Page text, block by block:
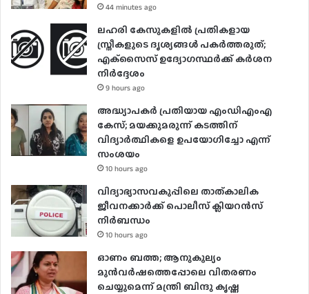
44 minutes ago
ലഹരി കേസുകളിൽ പ്രതികളായ
സ്ത്രീകളുടെ ദൃശ്യങ്ങൾ പകർത്തരുത്;
എക്‌സൈസ് ഉദ്യോഗസ്ഥർക്ക് കർശന
നിർദ്ദേശം
9 hours ago
അദ്ധ്യാപകർ പ്രതിയായ എംഡിഎംഎ
കേസ്; മയക്കുമരുന്ന് കടത്തിന്
വിദ്യാർത്ഥികളെ ഉപയോ​ഗിച്ചോ എന്ന്
സംശയം
10 hours ago
വിദ്യാഭ്യാസവകുപ്പിലെ താത്കാലിക
ജീവനക്കാർക്ക് പൊലീസ് ക്ലിയറൻസ്
നിർബന്ധം
10 hours ago
ഓണം ബത്ത; ആനുകൂല്യം
മുൻവർഷത്തെപ്പോലെ വിതരണം
ചെയ്യുമെന്ന് മന്ത്രി ബിന്ദു കൃഷ്ണ